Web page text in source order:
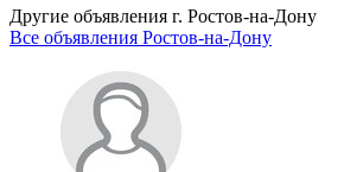
Другие объявления г. Ростов-на-Дону
Все объявления Ростов-на-Дону